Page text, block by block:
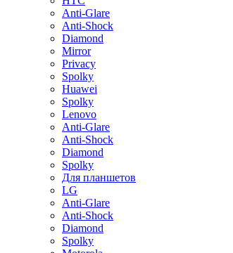
Anti-Glare
Anti-Shock
Diamond
Mirror
Privacy
Spolky
Huawei
Spolky
Lenovo
Anti-Glare
Anti-Shock
Diamond
Spolky
Для планшетов
LG
Anti-Glare
Anti-Shock
Diamond
Spolky